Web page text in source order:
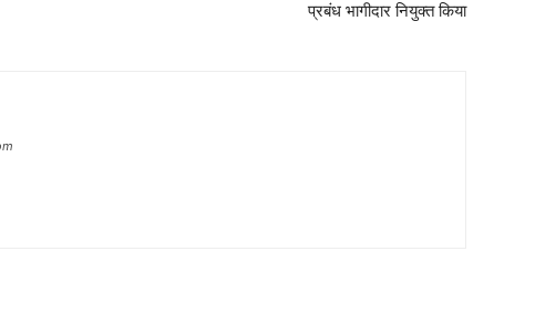
प्रबंध भागीदार नियुक्त किया